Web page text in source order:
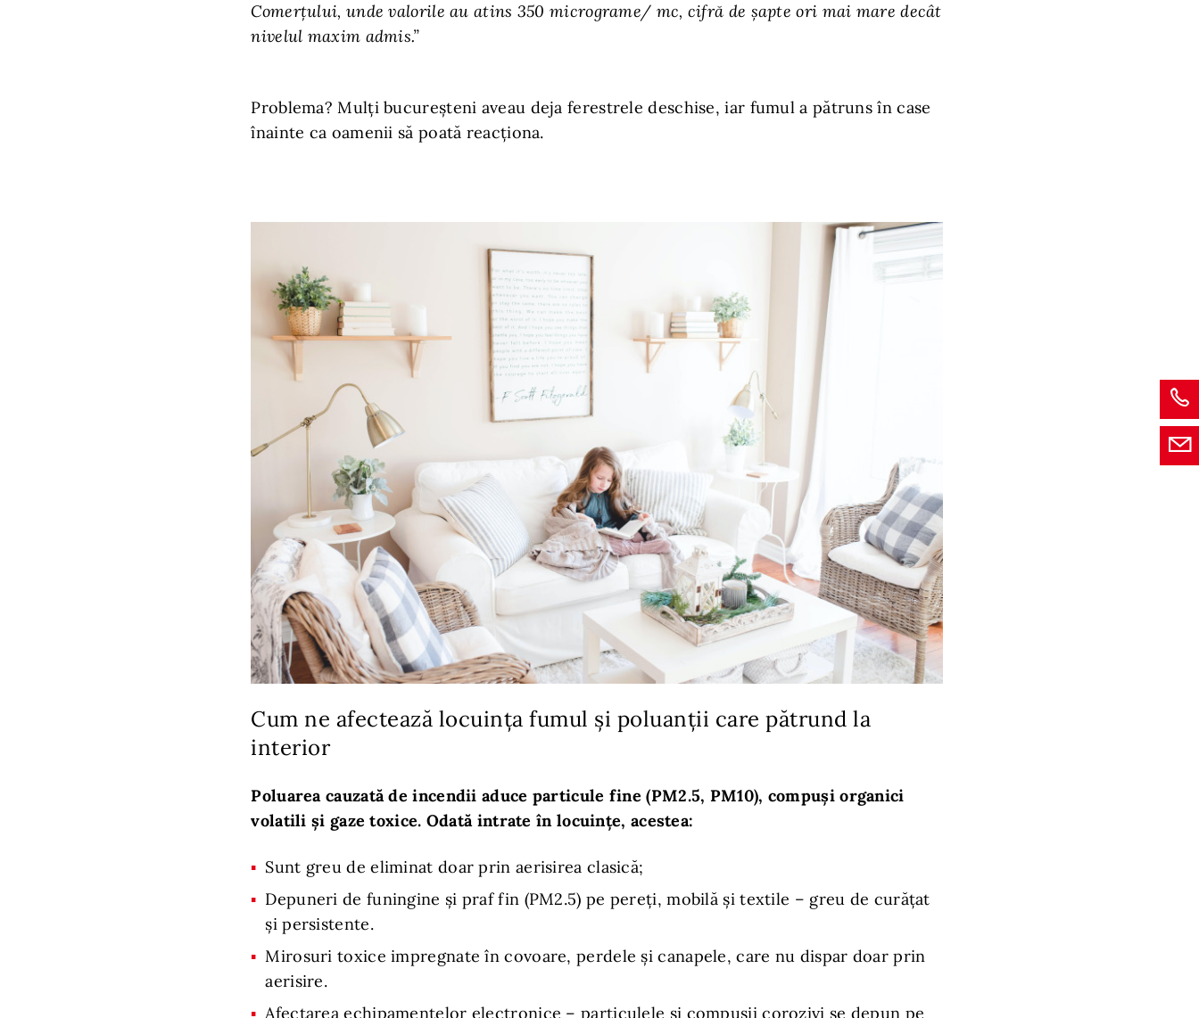
Comerţului, unde valorile au atins 350 micrograme/ mc, cifră de şapte ori mai mare decât
nivelul maxim admis.”
Problema? Mulți bucureșteni aveau deja ferestrele deschise, iar fumul a pătruns în case
înainte ca oamenii să poată reacționa.
Cum ne afectează locuința fumul și poluanții care pătrund la
interior
Poluarea cauzată de incendii aduce particule fine (PM2.5, PM10), compuși organici
volatili și gaze toxice. Odată intrate în locuințe, acestea:
Sunt greu de eliminat doar prin aerisirea clasică;
Depuneri de funingine și praf fin (PM2.5) pe pereți, mobilă și textile – greu de curățat
și persistente.
Mirosuri toxice impregnate în covoare, perdele și canapele, care nu dispar doar prin
aerisire.
Afectarea echipamentelor electronice – particulele și compușii corozivi se depun pe